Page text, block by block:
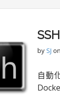
by SJ on
自動